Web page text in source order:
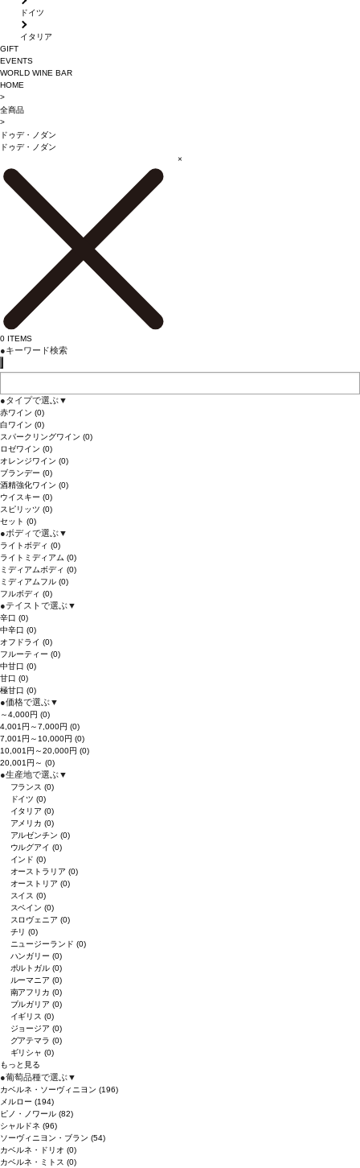
ドイツ
イタリア
GIFT
EVENTS
WORLD WINE BAR
HOME
>
全商品
>
ドゥデ・ノダン
ドゥデ・ノダン
×
0 ITEMS
●キーワード検索
●タイプで選ぶ▼
赤ワイン (0)
白ワイン (0)
スパークリングワイン (0)
ロゼワイン (0)
オレンジワイン (0)
ブランデー (0)
酒精強化ワイン (0)
ウイスキー (0)
スピリッツ (0)
セット (0)
●ボディで選ぶ▼
ライトボディ (0)
ライトミディアム (0)
ミディアムボディ (0)
ミディアムフル (0)
フルボディ (0)
●テイストで選ぶ▼
辛口 (0)
中辛口 (0)
オフドライ (0)
フルーティー (0)
中甘口 (0)
甘口 (0)
極甘口 (0)
●価格で選ぶ▼
～4,000円 (0)
4,001円～7,000円 (0)
7,001円～10,000円 (0)
10,001円～20,000円 (0)
20,001円～ (0)
●生産地で選ぶ▼
フランス(0)
ドイツ(0)
イタリア(0)
アメリカ(0)
アルゼンチン(0)
ウルグアイ(0)
インド(0)
オーストラリア(0)
オーストリア(0)
スイス(0)
スペイン(0)
スロヴェニア(0)
チリ(0)
ニュージーランド(0)
ハンガリー(0)
ポルトガル(0)
ルーマニア(0)
南アフリカ(0)
ブルガリア(0)
イギリス(0)
ジョージア(0)
グアテマラ(0)
ギリシャ(0)
もっと見る
●葡萄品種で選ぶ▼
カベルネ・ソーヴィニヨン (196)
メルロー (194)
ピノ・ノワール (82)
シャルドネ (96)
ソーヴィニヨン・ブラン (54)
カベルネ・ドリオ (0)
カベルネ・ミトス (0)